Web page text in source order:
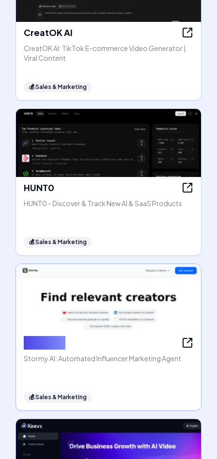
CreatOK AI
CreatOK AI: TikTok E-commerce Video Generator |
Viral Content
💰Sales & Marketing
HUNT0
HUNT0 - Discover & Track New AI & SaaS Products
💰Sales & Marketing
Stormy AI: Automated Influencer Marketing Agent
💰Sales & Marketing